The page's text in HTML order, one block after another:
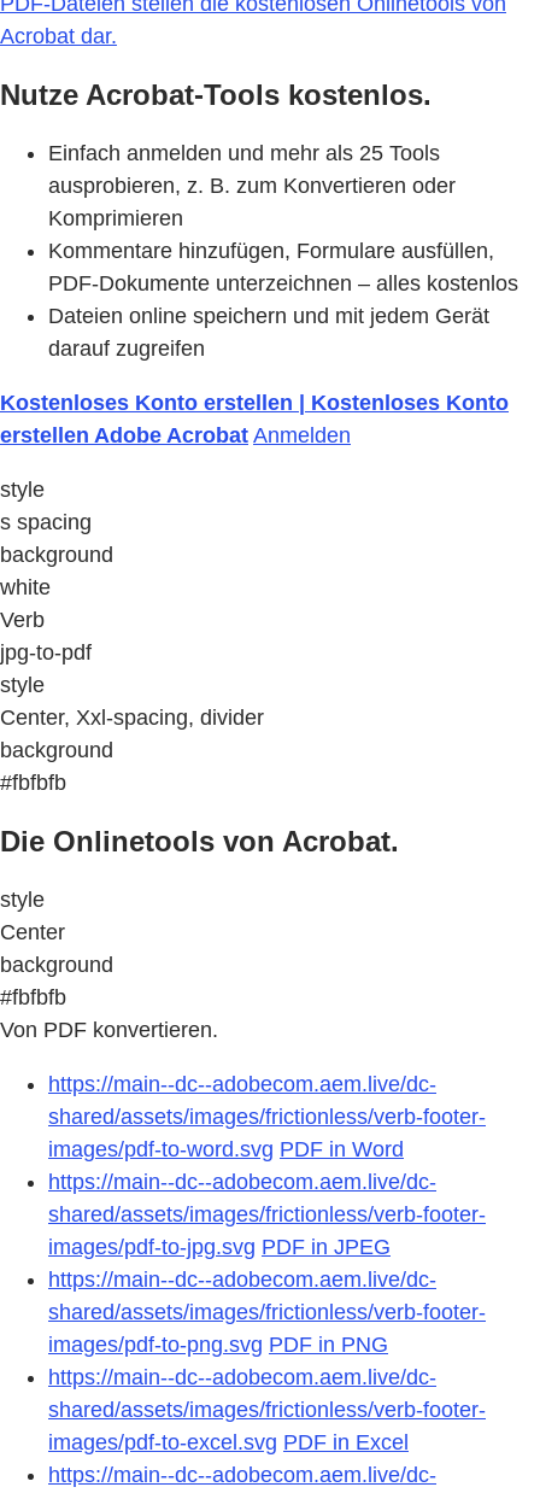
Acrobat dar.
Nutze Acrobat-Tools kostenlos.
Einfach anmelden und mehr als 25 Tools
ausprobieren, z. B. zum Konvertieren oder
Komprimieren
Kommentare hinzufügen, Formulare ausfüllen,
PDF-Dokumente unterzeichnen – alles kostenlos
Dateien online speichern und mit jedem Gerät
darauf zugreifen
Kostenloses Konto erstellen | Kostenloses Konto
erstellen Adobe Acrobat Anmelden
style
s spacing
background
white
Verb
jpg-to-pdf
style
Center, Xxl-spacing, divider
background
#fbfbfb
Die Onlinetools von Acrobat.
style
Center
background
#fbfbfb
Von PDF konvertieren.
https://main--dc--adobecom.aem.live/dc-
shared/assets/images/frictionless/verb-footer-
images/pdf-to-word.svg PDF in Word
https://main--dc--adobecom.aem.live/dc-
shared/assets/images/frictionless/verb-footer-
images/pdf-to-jpg.svg PDF in JPEG
https://main--dc--adobecom.aem.live/dc-
shared/assets/images/frictionless/verb-footer-
images/pdf-to-png.svg PDF in PNG
https://main--dc--adobecom.aem.live/dc-
shared/assets/images/frictionless/verb-footer-
images/pdf-to-excel.svg PDF in Excel
https://main--dc--adobecom.aem.live/dc-